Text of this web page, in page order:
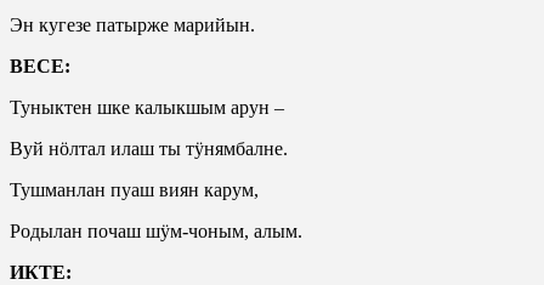
Эн кугезе патырже марийын.
ВЕСЕ:
Туныктен шке калыкшым арун –
Вуй нӧлтал илаш ты тӱнямбалне.
Тушманлан пуаш виян карум,
Родылан почаш шӱм-чоным, алым.
ИКТЕ: